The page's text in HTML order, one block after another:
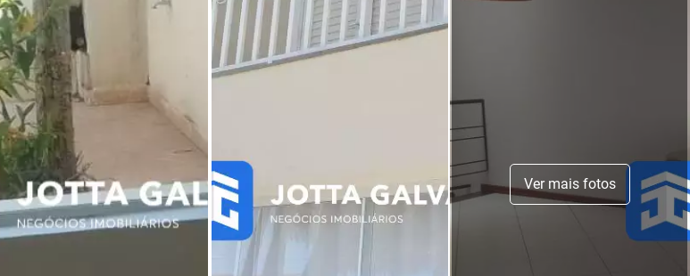
Ver mais fotos